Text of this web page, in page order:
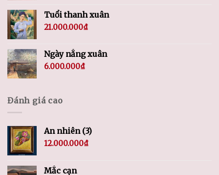
Tuổi thanh xuân
21.000.000₫
Ngày nắng xuân
6.000.000₫
Đánh giá cao
An nhiên (3)
12.000.000₫
Mắc cạn